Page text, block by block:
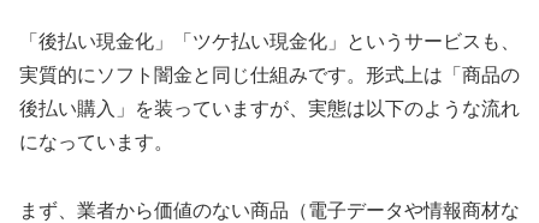
「後払い現金化」「ツケ払い現金化」というサービスも、
実質的にソフト闇金と同じ仕組みです。形式上は「商品の
後払い購入」を装っていますが、実態は以下のような流れ
になっています。
まず、業者から価値のない商品（電子データや情報商材な